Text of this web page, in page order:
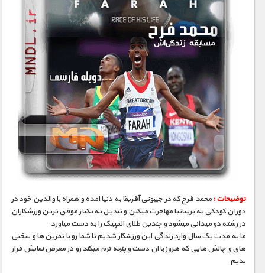
علم و فناوری
فرهنگ / هنر
کیهان / نجوم
گردشگری
ماورایی
مسابقات / ورزشی
مستند های اختصاصی
توضیحات :محمد فرح که در جیبوتی آفریقا به دنیا امده و همراه با والدین خود در
دوران کودکی به بریتانیا مهاجرت میکنن و تبدیل به یکیاز موفق ترین ورزشکاران
در رشته دو میدانی میشود و چندین طلای المپیک را به دست میاورد
ما به مدت یک سال وارد زندگی این ورزشکار شدیم تا شما رو با تمرین ها و سختی
های و چالش هایی که هروز با ان دست و پنجه نرم میکند رو در معرض نمایش قرار
بدیم